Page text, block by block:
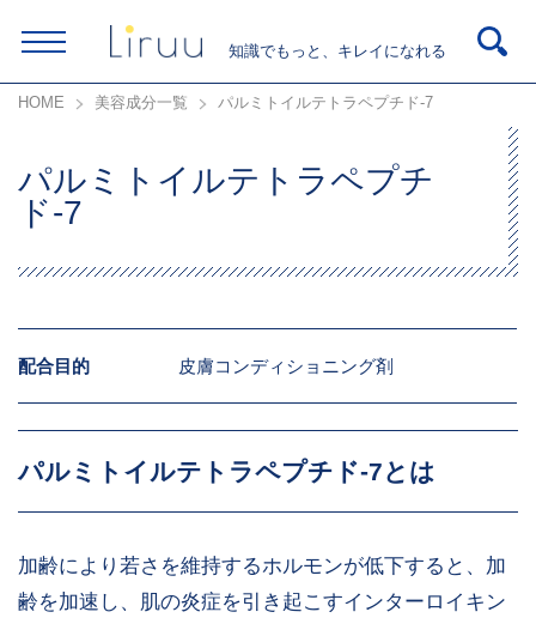
知識でもっと、キレイになれる
HOME 美容成分一覧 パルミトイルテトラペプチド-7
パルミトイルテトラペプチ
ド-7
配合目的 皮膚コンディショニング剤
パルミトイルテトラペプチド-7とは
加齢により若さを維持するホルモンが低下すると、加
齢を加速し、肌の炎症を引き起こすインターロイキン